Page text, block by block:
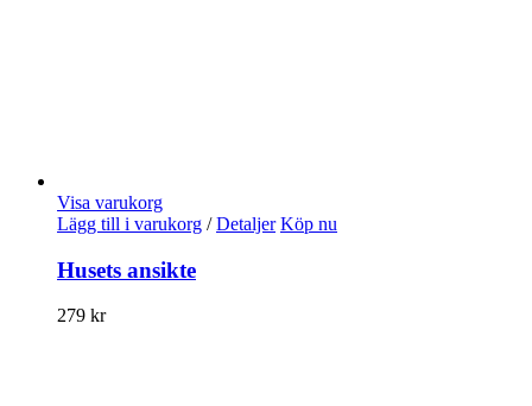
Visa varukorg
Lägg till i varukorg / Detaljer Köp nu
Husets ansikte
279 kr